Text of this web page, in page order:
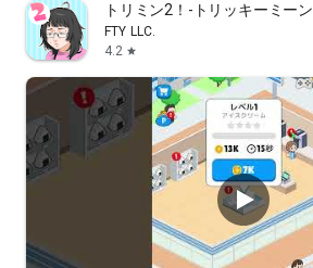
トリミン2！-トリッキーミー
FTY LLC.
4.2 star